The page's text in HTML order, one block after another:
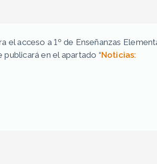
el acceso a 1º de Enseñanzas
en el apartado “Noticias: